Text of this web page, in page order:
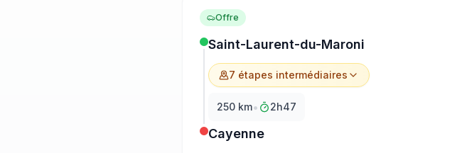
Offre
Saint-Laurent-du-Maroni
7 étapes intermédiaires
250 km• 2h47
Cayenne